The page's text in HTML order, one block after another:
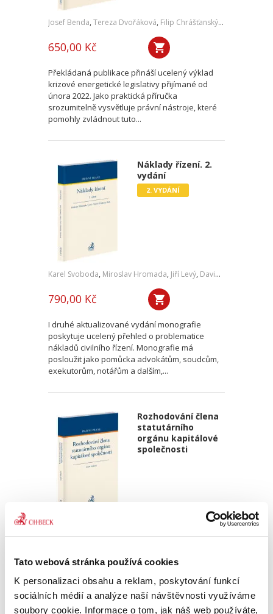
Tato webová stránka používá cookies
K personalizaci obsahu a reklam, poskytování funkcí
sociálních médií a analýze naší návštěvnosti využíváme
soubory cookie. Informace o tom, jak náš web používáte,
Josef Benda, Tereza Dvořáková, Filip Chrášťanský,Jan Kořán
650,00 Kč
Překládaná publikace přináší ucelený výklad
krizové energetické legislativy přijímané od
února 2022. Jako praktická příručka
srozumitelně vysvětluje právní nástroje, které
pomohly zvládnout tuto...
Náklady řízení. 2.
vydání
2. VYDÁNÍ
Karel Svoboda, Miroslav Hromada, Jiří Levý, David Vláčil
790,00 Kč
I druhé aktualizované vydání monografie
poskytuje ucelený přehled o problematice
nákladů civilního řízení. Monografie má
posloužit jako pomůcka advokátům, soudcům,
exekutorům, notářům a dalším,...
Rozhodování člena
statutárního
orgánu kapitálové
společnosti
Lucie Josková,
Člen statutárního orgánu je odpovědný za
řádný výkon funkce, nikoliv za výsledek své
činnosti. Z pohledu rozhodování to znamená,
že člen statutárního orgánu je povinen přijmout